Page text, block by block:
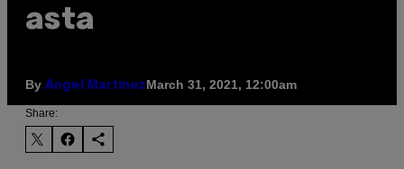
asta
By Angel MartinezMarch 31, 2021, 12:00am
Share: